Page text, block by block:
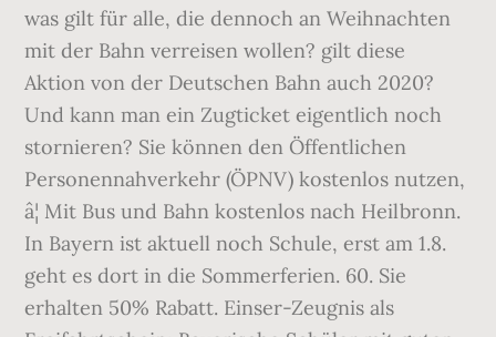
was gilt für alle, die dennoch an Weihnachten
mit der Bahn verreisen wollen? gilt diese
Aktion von der Deutschen Bahn auch 2020?
Und kann man ein Zugticket eigentlich noch
stornieren? Sie können den Öffentlichen
Personennahverkehr (ÖPNV) kostenlos nutzen,
â¦ Mit Bus und Bahn kostenlos nach Heilbronn.
In Bayern ist aktuell noch Schule, erst am 1.8.
geht es dort in die Sommerferien. 60. Sie
erhalten 50% Rabatt. Einser-Zeugnis als